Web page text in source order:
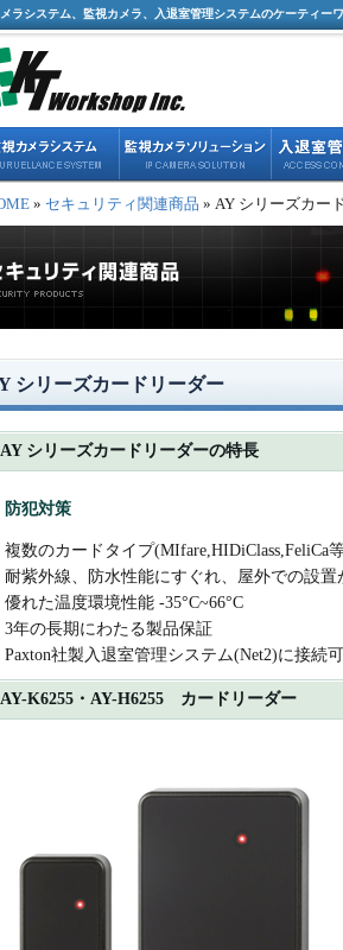
ラシステム、監視カメラ、入退室管理システムのケーティー
» セキュリティ関連商品 » AY シリーズカー
シリーズカードリーダー
AY シリーズカードリーダーの特長
防犯対策
複数のカードタイプ(MIfare,HIDiClass,FeliCa
耐紫外線、防水性能にすぐれ、屋外での設置
優れた温度環境性能 -35°C~66°C
3年の長期にわたる製品保証
Paxton社製入退室管理システム(Net2)に接続
AY-K6255・AY-H6255 カードリーダー